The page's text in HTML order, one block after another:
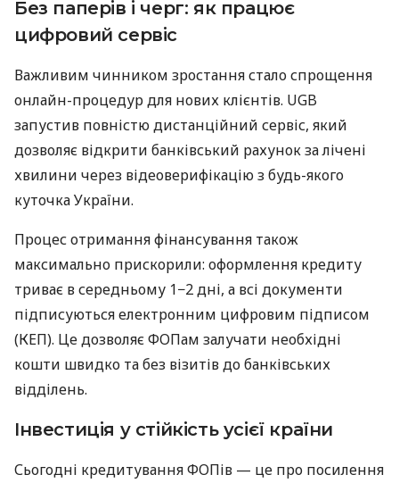
Без паперів і черг: як працює
цифровий сервіс
Важливим чинником зростання стало спрощення
онлайн-процедур для нових клієнтів. UGB
запустив повністю дистанційний сервіс, який
дозволяє відкрити банківський рахунок за лічені
хвилини через відеоверифікацію з будь-якого
куточка України.
Процес отримання фінансування також
максимально прискорили: оформлення кредиту
триває в середньому 1−2 дні, а всі документи
підписуються електронним цифровим підписом
(КЕП). Це дозволяє ФОПам залучати необхідні
кошти швидко та без візитів до банківських
відділень.
Інвестиція у стійкість усієї країни
Сьогодні кредитування ФОПів — це про посилення